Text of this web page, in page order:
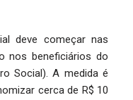
deve começar nas
nos beneficiários do
Social). A medida é
cerca de R$ 10